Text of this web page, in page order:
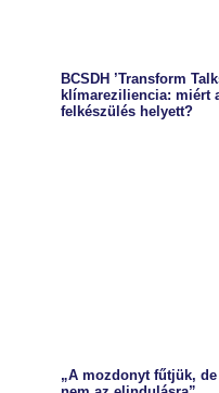
BCSDH ’Transform
klímareziliencia: miért
felkészülés helyett?
„A mozdonyt fűtjük,